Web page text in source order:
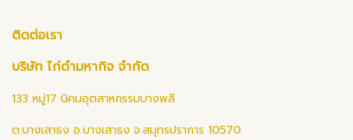
ติดต่อเรา
บริษัท ไก่ดำมหากิจ จำกัด
133 หมู่17 นิคมอุตสาหกรรมบางพลี
ต.บางเสาธง อ.บางเสาธง จ.สมุทรปราการ 10570